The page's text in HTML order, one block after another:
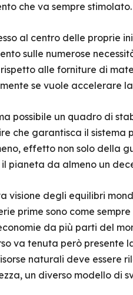
che va sempre stimolato.
al centro delle
sulle numerose
alle forniture di
se vuole accelerare
possibile un quadro di
che garantisca il
effetto non solo della
pianeta da almeno un
visione degli equilibri
prime sono come
da più parti del
va tenuta però
naturali deve
un diverso modello di